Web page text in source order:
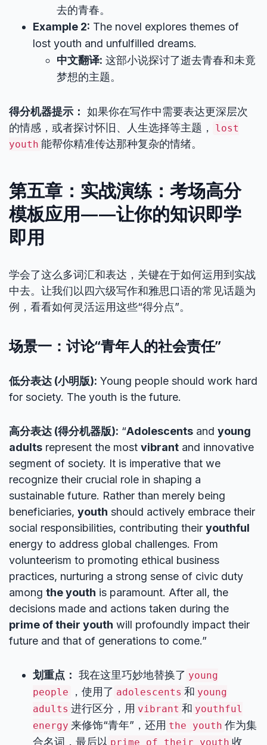
去的青春。
Example 2: The novel explores themes of
lost youth and unfulfilled dreams.
中文翻译: 这部小说探讨了逝去青春和未竟
梦想的主题。
得分机器提示： 如果你在写作中需要表达更深层次
的情感，或者探讨怀旧、人生选择等主题，
lost
youth 能帮你精准传达那种复杂的情绪。
第五章：实战演练：考场高分
模板应用——让你的知识即学
即用
学会了这么多词汇和表达，关键在于如何运用到实战
中去。让我们以四六级写作和雅思口语的常见话题为
例，看看如何灵活运用这些“得分点”。
场景一：讨论“青年人的社会责任”
低分表达 (小明版): Young people should work hard
for society. The youth is the future.
高分表达 (得分机器版): “Adolescents and young
adults represent the most vibrant and innovative
segment of society. It is imperative that we
recognize their crucial role in shaping a
sustainable future. Rather than merely being
beneficiaries, youth should actively embrace their
social responsibilities, contributing their youthful
energy to address global challenges. From
volunteerism to promoting ethical business
practices, nurturing a strong sense of civic duty
among the youth is paramount. After all, the
decisions made and actions taken during the
prime of their youth will profoundly impact their
future and that of generations to come.”
划重点： 我在这里巧妙地替换了 young
people
，使用了 adolescents 和 young
adults 进行区分，用 vibrant 和 youthful
energy 来修饰“青年”，还用 the youth 作为集
合名词，最后以 prime of their youth 收